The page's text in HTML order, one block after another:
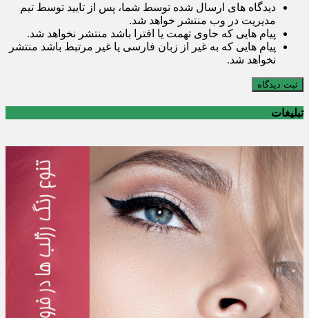
دیدگاه های ارسال شده توسط شما، پس از تایید توسط تیم
مدیریت در وب منتشر خواهد شد.
پیام هایی که حاوی تهمت یا افترا باشد منتشر نخواهد شد.
پیام هایی که به غیر از زبان فارسی یا غیر مرتبط باشد منتشر
نخواهد شد.
ثبت دیدگاه
تبلیغات